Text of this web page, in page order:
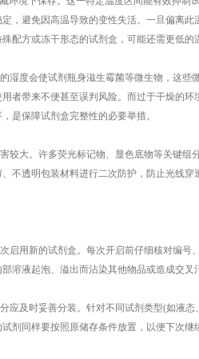
，避免因高温导致的变性失活。一旦偏离
配方或冻干形态的试剂盒，可能还需更低的
度会使试剂瓶身滋生霉菌等微生物，这些
者带来不便甚至误判风险。而过于干燥的
是保障试剂盒完整性的必要举措。
大。许多荧光标记物、显色底物等关键组
不透明包装材料进行二次防护，防止光线穿
用新的试剂盒。每次开启前仔细核对编号
溶液起泡、溢出而沾染其他物品或造成交叉
及时妥善分装。针对不同试剂类型(如液态
剂同样要按照原储存条件放置，以便下次继